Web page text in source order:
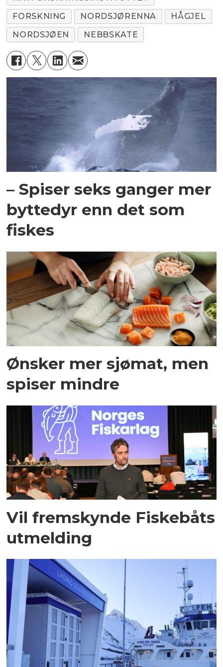
FORSKNING
NORDSJØRENNA
HÅGJEL
NORDSJØEN
NEBBSKATE
– Spiser seks ganger mer
byttedyr enn det som
fiskes
Ønsker mer sjømat, men
spiser mindre
Vil fremskynde Fiskebåts
utmelding